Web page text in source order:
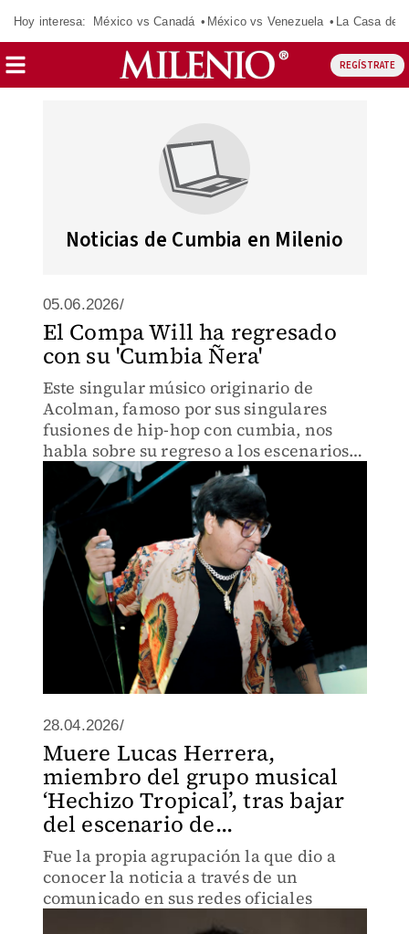
Hoy interesa: México vs Canadá México vs Venezuela La Casa de
REGÍSTRATE
Noticias de Cumbia en Milenio
05.06.2026/
El Compa Will ha regresado
con su 'Cumbia Ñera'
Este singular músico originario de
Acolman, famoso por sus singulares
fusiones de hip-hop con cumbia, nos
habla sobre su regreso a los escenarios
tras dos años de ausencia.
28.04.2026/
Muere Lucas Herrera,
miembro del grupo musical
‘Hechizo Tropical’, tras bajar
del escenario de...
Fue la propia agrupación la que dio a
conocer la noticia a través de un
comunicado en sus redes oficiales